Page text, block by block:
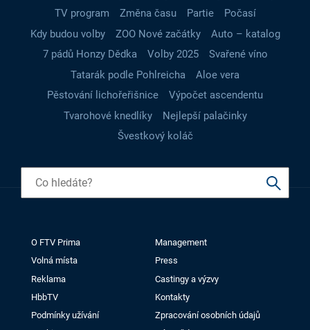
TV program
Změna času Partie
Počasí
Kdy budou volby
ZOO Nové začátky
Auto – katalog
7 pádů Honzy Dědka
Volby 2025
Svařené víno
Tatarák podle Pohlreicha
Aloe vera
Pěstování lichořeřišnice
Výpočet ascendentu
Tvarohové knedlíky
Nejlepší palačinky
Švestkový koláč
O FTV Prima
Management
Volná místa
Press
Reklama
Castingy a výzvy
HbbTV
Kontakty
Podmínky užívání
Zpracování osobních údajů